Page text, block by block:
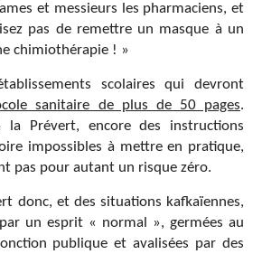
et messieurs les pharmaciens, et
pas de remettre un masque à un
chimiothérapie ! »
scolaires qui devront
sanitaire de plus de 50 pages.
la Prévert, encore des instructions
impossibles à mettre en pratique,
pas pour autant un risque zéro.
donc, et des situations kafkaïennes,
un esprit « normal », germées au
publique et avalisées par des